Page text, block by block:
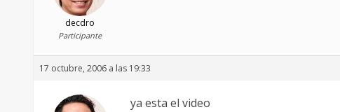
decdro
Participante
17 octubre, 2006 a las 19:33
ya esta el video